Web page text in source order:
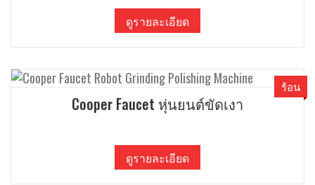
ดูรายละเอียด
Cooper Faucet หุ่นยนต์ขัดเงา
ดูรายละเอียด
ร้อน